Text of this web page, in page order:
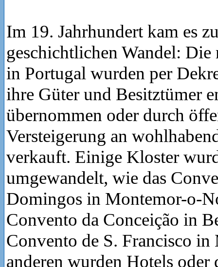
Im 19. Jahrhundert kam es
geschichtlichen Wandel:
in Portugal wurden per
ihre Güter und Besitztümer
übernommen oder durch
Versteigerung an
verkauft. Einige Kloster
umgewandelt, wie das
Domingos in Montemor-o-
Convento da Conceição in
Convento de S. Francisco in
anderen wurden Hotels